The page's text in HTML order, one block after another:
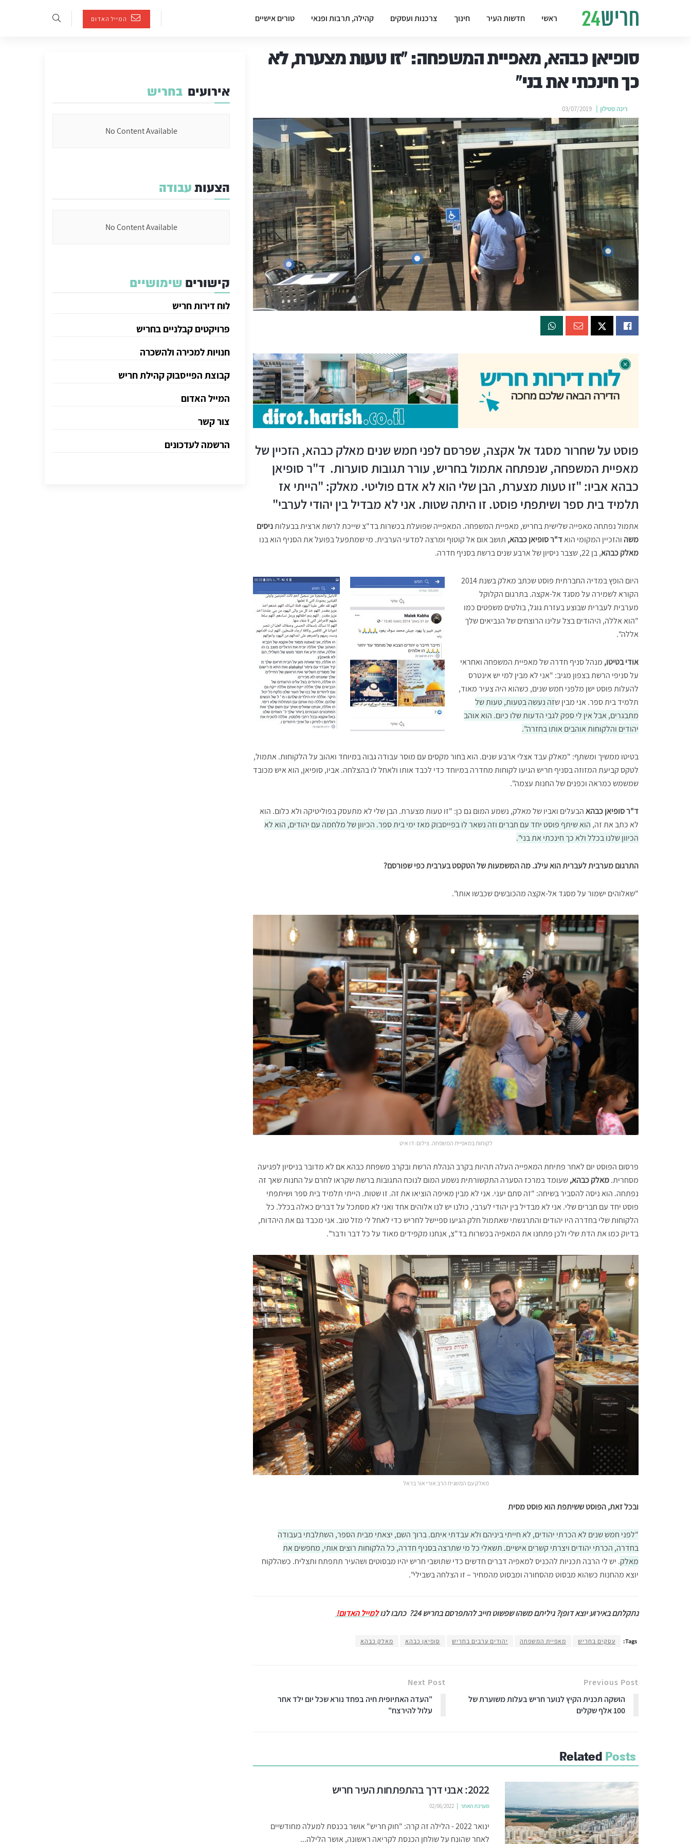
ראשי חדשות העיר חינוך צרכנות ועסקים קהילה, תרבות ופנאי טורים אישיים המייל האדום
סופיאן כבהא, מאפיית המשפחה: "זו טעות מצערת, לא
כך חינכתי את בני"
רינה פטילון 03/07/2019
פוסט על שחרור מסגד אל אקצה, שפרסם לפני חמש שנים מאלק כבהא, הזכיין של
מאפיית המשפחה, שנפתחה אתמול בחריש, עורר תגובות סוערות. ד"ר סופיאן
כבהא אביו: "זו טעות מצערת, הבן שלי הוא לא אדם פוליטי. מאלק: "הייתי אז
תלמיד בית ספר ושיתפתי פוסט. זו היתה שטות. אני לא מבדיל בין יהודי לערבי"
אתמול נפתחה מאפייה שלישית בחריש, מאפיית המשפחה. המאפייה שפועלת בכשרות בד"צ שייכת לרשת ארצית בבעלותניסים
משה והזכיין המקומי הואד"ר סופיאן כבהא, תושב אום אל קוטוף ומרצה למדעי הערבית. מי שמתפעל בפועל את הסניף הוא בנו
מאלק כבהא, בן 22, שצבר ניסיון של ארבע שנים ברשת בסניף חדרה.
היום הופץ במדיה החברתית פוסט שכתב מאלק בשנת 2014
הקורא לשמירה על מסגד אל-אקצה. בתרגום הקלוקל
מערבית לעברית שבוצע בעזרת גוגל, בולטים משפטים כמו
"הוא אללה, היהודים בצל עלינו הרוצחים של הנביאים שלך
אללה".
אודי בטיטו, מנהל סניף חדרה של מאפיית המשפחה ואחראי
על סניפי הרשת בצפון מגיב: "אני לא מבין למי יש אינטרס
להעלות פוסט ישן מלפני חמש שנים, כשהוא היה צעיר מאוד,
תלמיד בית ספר. אני מבין שזה נעשה בטעות, טעות של
מתבגרים, אבל אין לי ספק לגבי הדעות שלו כיום. הוא אוהב
יהודים והלקוחות אוהבים אותו בחזרה".
בטיטו ממשיך ומשתף: "מאלק עבד אצלי ארבע שנים. הוא בחור מקסים עם מוסר עבודה גבוה במיוחד ואהוב על הלקוחות. אתמול,
לטקס קביעת המזוזה בסניף חריש הגיעו לקוחות מחדרה במיוחד כדי לכבד אותו ולאחל לו בהצלחה. אביו, סופיאן, הוא איש מכובד
שמשמש כמראה וכפנים של החנות עצמה".
ד"ר סופיאן כבהאהבעלים ואביו של מאלק, נשמע המום גם כן: "זו טעות מצערת. הבן שלי לא מתעסק בפוליטיקה ולא כלום. הוא
לא כתב את זה, הוא שיתף פוסט יחד עם חברים וזה נשאר לו בפייסבוק מאז ימי בית ספר. הכיוון של מלחמה עם יהודים, הוא לא
הכיוון שלנו בכלל ולא כך חינכתי את בני".
התרגום מערבית לעברית הוא עילג. מה המשמעות של הטקסט בערבית כפי שפורסם?
"שאלוהים ישמור על מסגד אל-אקצה מהכובשים שכבשו אותו".
לקוחות במאפיית המשפחה. צילום: דו איט
פרסום הפוסט יום לאחר פתיחת המאפייה העלה תהיות בקרב הנהלת הרשת ובקרב משפחת כבהא אם לא מדובר בניסיון לפגיעה
מסחרית.מאלק כבהא,שעומד במרכז הסערה התקשורתית נשמע המום לנוכח התגובות ברשת שקראו לחרם על החנות שאך זה
נפתחה. הוא ניסה להסביר בשיחה: "זה סתם יעני. אני לא מבין מאיפה הוציאו את זה. זו שטות. הייתי תלמיד בית ספר ושיתפתי
פוסט יחד עם חברים שלי. אני לא מבדיל בין יהודי לערבי, כולנו יש לנו אלוהים אחד ואני לא מסתכל על דברים כאלה בכלל. כל
הלקוחות שלי בחדרה היו יהודים והתרגשתי שאתמול חלק הגיעו ספיישל לחריש כדי לאחל לי מזל טוב. אני מכבד גם את היהדות,
בדיוק כמו את הדת שלי ולכן פתחנו את המאפיה בכשרות בד"צ, אנחנו מקפידים מאוד על כל דבר ודבר".
מאלק עם המשגיח הרב אורי אור בראל
ובכל זאת, הפוסט ששיתפת הוא פוסט מסית
"לפני חמש שנים לא הכרתי יהודים, לא חייתי ביניהם ולא עבדתי איתם. ברוך השם, יצאתי מבית הספר, השתלבתי בעבודה
בחדרה, הכרתי יהודים ויצרתי קשרים אישיים. תשאלי כל מי שתרצה בסניף חדרה, כל הלקוחות רוצים אותי, מחפשים את
מאלק. יש לי הרבה תכניות להכניס למאפיה דברים חדשים כדי שתושבי חריש יהיו מבסוטים ושהעיר תתפתח ותצליח. כשהלקוח
יוצא מהחנות כשהוא מבסוט מהסחורה ומבסוט מהמחיר – זו הצלחה בשבילי".
נתקלתם באירוע יוצא דופן? גיליתם משהו שפשוט חייב להתפרסם בחריש 24? כתבו לנולמייל האדום!
Tags: עסקים בחריש מאפיית המשפחה יהודים ערבים בחריש סופיאן כבהא מאלק כבהא
Previous Post
הושקה תכנית הקיץ לנוער חריש בעלות משוערת של
100 אלף שקלים
Next Post
"העדה האתיופית חיה בפחד נורא שכל יום ילד אחר
עלול להירצח"
Related Posts
2022: אבני דרך בהתפתחות העיר חריש
מערכת האתר 02/06/2022
ינואר 2022 - הלילה זה קרה: "חוק חריש" אושר בכנסת למעלה מחודשיים
לאחר שהונח על שולחן הכנסת לקריאה ראשונה, אושר הלילה...
אירועים בחריש
No Content Available
הצעותעבודה
No Content Available
קישורים שימושיים
לוח דירות חריש
פרויקטים קבלניים בחריש
חנויות למכירה ולהשכרה
קבוצת הפייסבוק קהילת חריש
המייל האדום
צור קשר
הרשמה לעדכונים